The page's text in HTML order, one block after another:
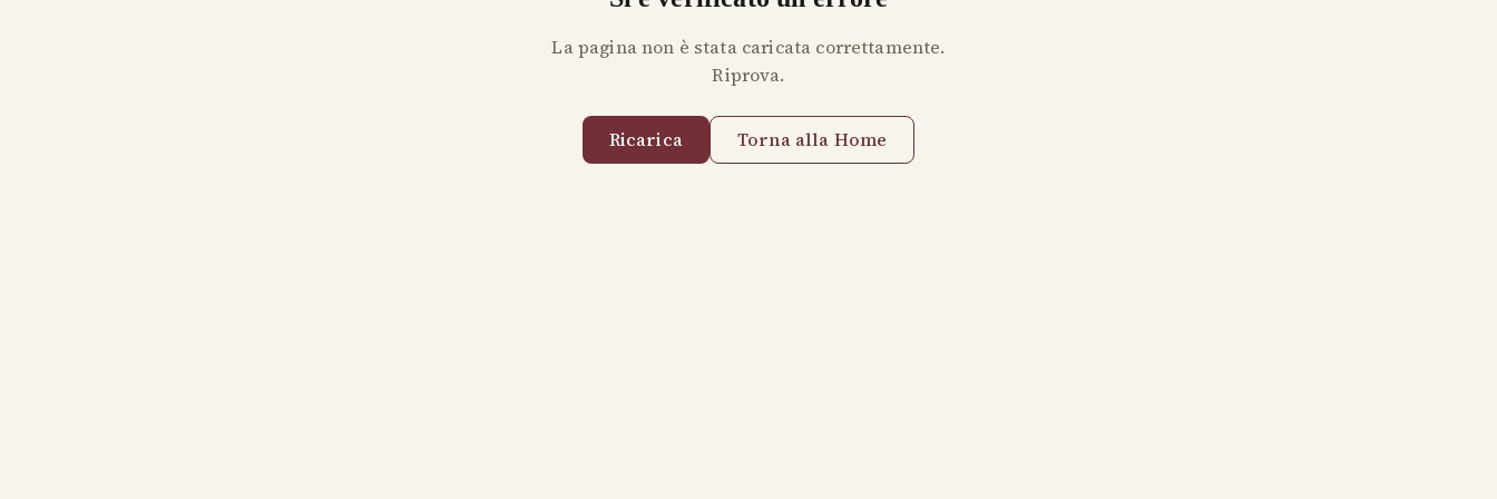
La pagina non è stata caricata correttamente.
Riprova.
Ricarica Torna alla Home